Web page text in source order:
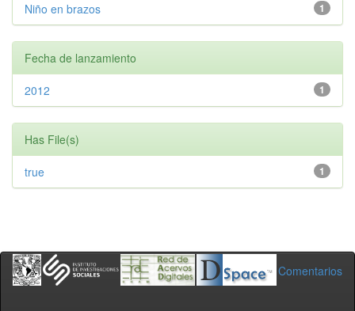
1
Niño en brazos
Fecha de lanzamiento
1
2012
Has File(s)
1
true
Comentarios